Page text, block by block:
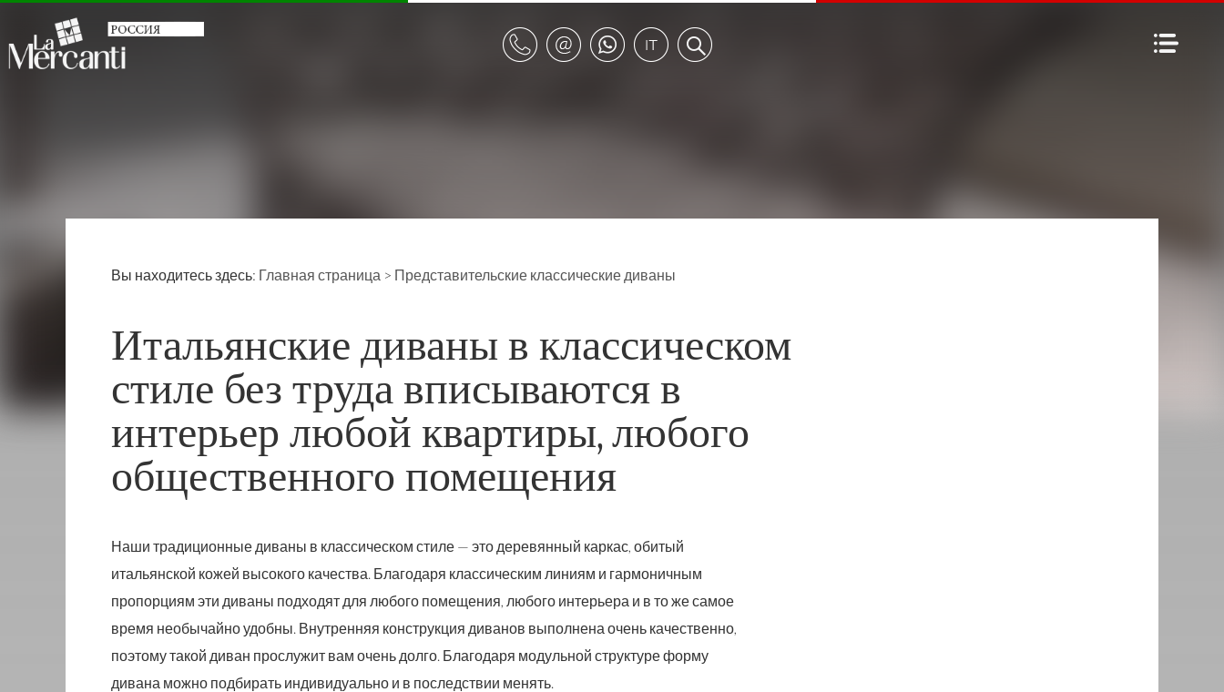
Вы находитесь здесь: Главная страница > Представительские классические диваны
Итальянские диваны в классическом
стиле без труда вписываются в
интерьер любой квартиры, любого
общественного помещения
Наши традиционные диваны в классическом стиле — это деревянный каркас, обитый
итальянской кожей высокого качества. Благодаря классическим линиям и гармоничным
пропорциям эти диваны подходят для любого помещения, любого интерьера и в то же самое
время необычайно удобны. Внутренняя конструкция диванов выполнена очень качественно,
поэтому такой диван прослужит вам очень долго. Благодаря модульной структуре форму
дивана можно подбирать индивидуально и в последствии менять.